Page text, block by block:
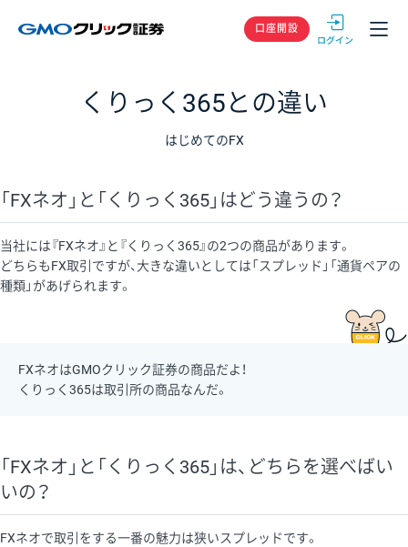
GMOクリック
口座開設
くりっく365との違い
はじめてのFX
「FXネオ」と「くりっく365」はどう違うの？
当社には『FXネオ』と『くりっく365』の2つの商品があります。
どちらもFX取引ですが、大きな違いとしては「スプレッド」「通貨ペアの
種類」があげられます。
FXネオはGMOクリック証券の商品だよ！
くりっく365は取引所の商品なんだ。
「FXネオ」と「くりっく365」は、どちらを選べばい
いの？
FXネオで取引をする一番の魅力は狭いスプレッドです。